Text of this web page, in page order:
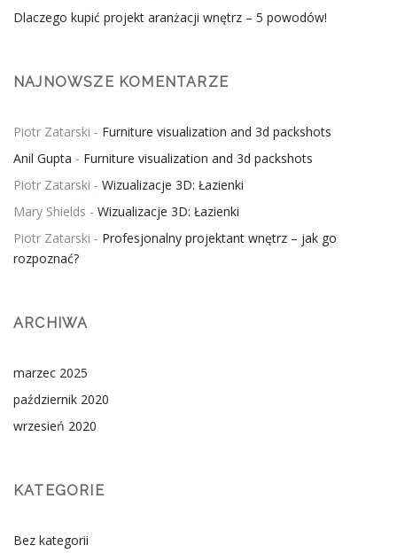
Dlaczego kupić projekt aranżacji wnętrz – 5 powodów!
NAJNOWSZE KOMENTARZE
Piotr Zatarski - Furniture visualization and 3d packshots
Anil Gupta - Furniture visualization and 3d packshots
Piotr Zatarski - Wizualizacje 3D: Łazienki
Mary Shields - Wizualizacje 3D: Łazienki
Piotr Zatarski - Profesjonalny projektant wnętrz – jak go
rozpoznać?
ARCHIWA
marzec 2025
październik 2020
wrzesień 2020
KATEGORIE
Bez kategorii